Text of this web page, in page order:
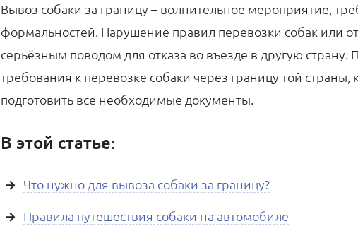
Вывоз собаки за границу – волнительное мероприятие,
формальностей. Нарушение правил перевозки собак или
серьёзным поводом для отказа во въезде в другую
требования к перевозке собаки через границу той страны,
подготовить все необходимые документы.
В этой статье:
Что нужно для вывоза собаки за границу?
Правила путешествия собаки на автомобиле